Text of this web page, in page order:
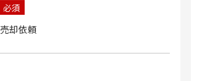
必須
売却依頼